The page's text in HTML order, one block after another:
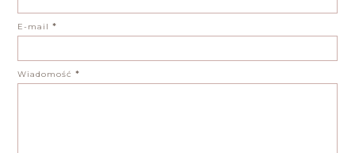
E-mail*
Wiadomość*